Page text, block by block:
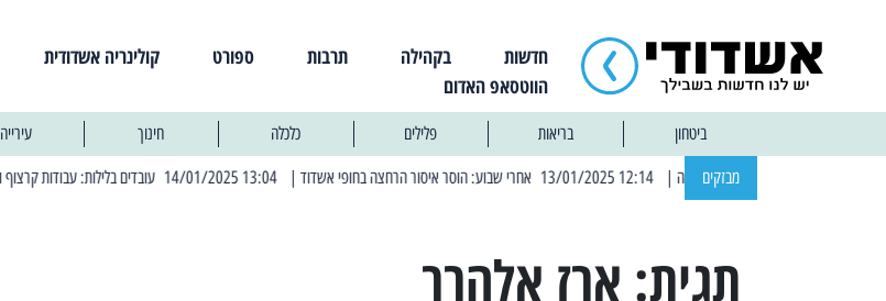
חדשות בקהילה תרבות ספורט קולינריה אשדודית
הווטסאפ האדום
ביטחון בריאות פלילים כלכלה חינוך עירייה
מבזקים | 12:14 13/01/2025 אחרי שבוע: הוסר איסור הרחצה בחופי אשדוד | 13:04 14/01/2025 עובדים בלילות: עבודות קרצוף וריבוד אספלט
תגית: ארז אלהרר